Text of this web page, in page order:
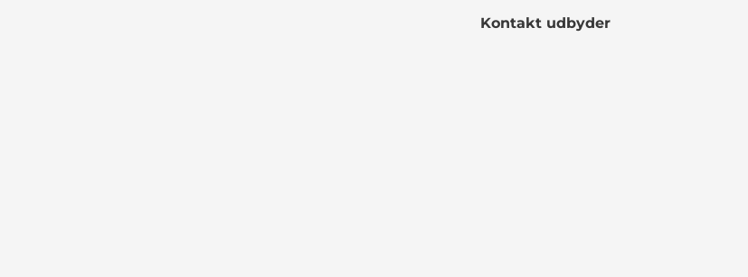
Kontakt udbyder